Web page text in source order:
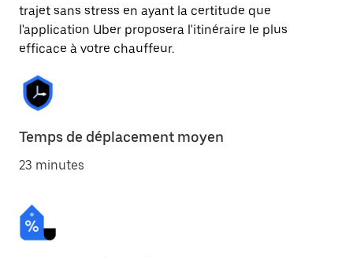
trajet sans stress en ayant la certitude que
l'application Uber proposera l'itinéraire le plus
efficace à votre chauffeur.
Temps de déplacement moyen
23 minutes